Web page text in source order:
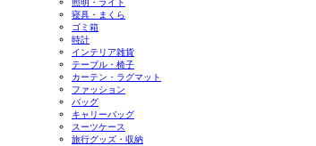
照明・ライト
寝具・まくら
ゴミ箱
時計
インテリア雑貨
テーブル・椅子
カーテン・ラグマット
ファッション
バッグ
キャリーバッグ
スーツケース
旅行グッズ・収納